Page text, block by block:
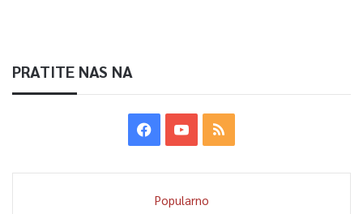
PRATITE NAS NA
Popularno